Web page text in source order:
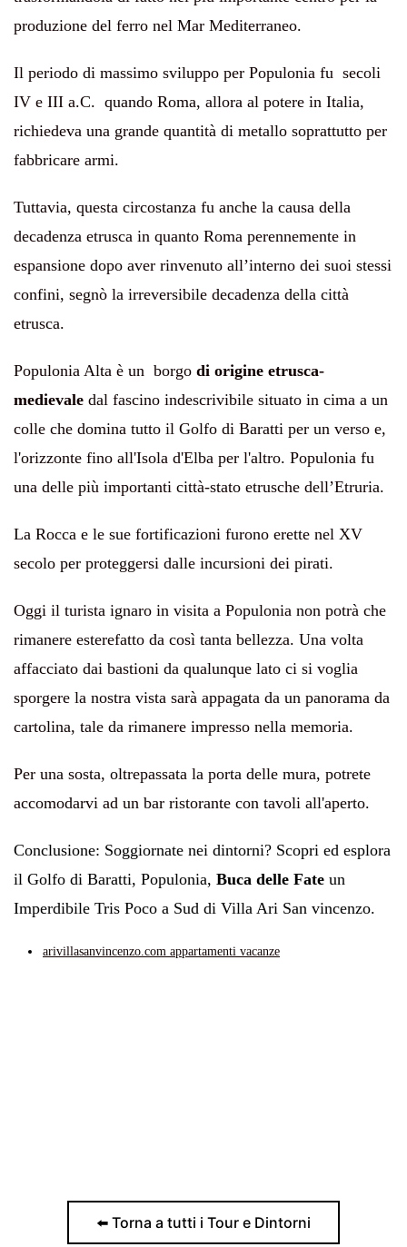
produzione del ferro nel Mar Mediterraneo.
Il periodo di massimo sviluppo per Populonia fu secoli
IV e III a.C. quando Roma, allora al potere in Italia,
richiedeva una grande quantità di metallo soprattutto per
fabbricare armi.
Tuttavia, questa circostanza fu anche la causa della
decadenza etrusca in quanto Roma perennemente in
espansione dopo aver rinvenuto all’interno dei suoi stessi
confini, segnò la irreversibile decadenza della città
etrusca.
Populonia Alta è un borgo di origine etrusca-
medievale dal fascino indescrivibile situato in cima a un
colle che domina tutto il Golfo di Baratti per un verso e,
l'orizzonte fino all'Isola d'Elba per l'altro. Populonia fu
una delle più importanti città-stato etrusche dell’Etruria.
La Rocca e le sue fortificazioni furono erette nel XV
secolo per proteggersi dalle incursioni dei pirati.
Oggi il turista ignaro in visita a Populonia non potrà che
rimanere esterefatto da così tanta bellezza. Una volta
affacciato dai bastioni da qualunque lato ci si voglia
sporgere la nostra vista sarà appagata da un panorama da
cartolina, tale da rimanere impresso nella memoria.
Per una sosta, oltrepassata la porta delle mura, potrete
accomodarvi ad un bar ristorante con tavoli all'aperto.
Conclusione: Soggiornate nei dintorni? Scopri ed esplora
il Golfo di Baratti, Populonia, Buca delle Fate un
Imperdibile Tris Poco a Sud di Villa Ari San vincenzo.
arivillasanvincenzo.com appartamenti vacanze
⬅️ Torna a tutti i Tour e Dintorni